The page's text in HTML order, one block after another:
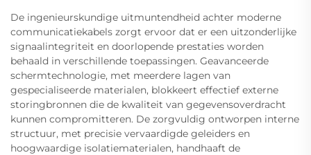
De ingenieurskundige uitmuntendheid achter moderne
communicatiekabels zorgt ervoor dat er een uitzonderlijke
signaalintegriteit en doorlopende prestaties worden
behaald in verschillende toepassingen. Geavanceerde
schermtechnologie, met meerdere lagen van
gespecialiseerde materialen, blokkeert effectief externe
storingbronnen die de kwaliteit van gegevensoverdracht
kunnen compromitteren. De zorgvuldig ontworpen interne
structuur, met precisie vervaardigde geleiders en
hoogwaardige isolatiematerialen, handhaaft de